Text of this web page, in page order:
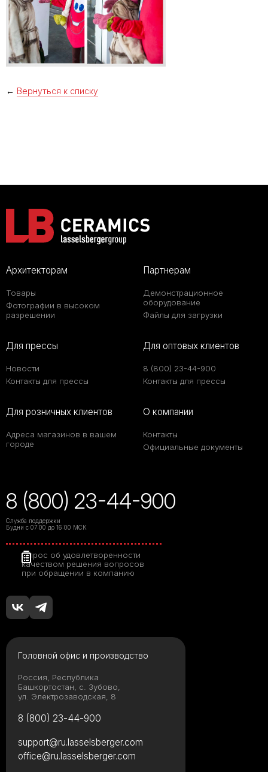
← Вернуться к списку
Архитекторам
Товары
Фотографии в высоком
разрешении
Партнерам
Демонстрационное
оборудование
Файлы для загрузки
Для прессы
Новости
Контакты для прессы
Для оптовых клиентов
8 (800) 23-44-900
Контакты для прессы
Для розничных клиентов
Адреса магазинов в вашем
городе
О компании
Контакты
Официальные документы
8 (800) 23-44-900
Служба поддержки
Будни с 07:00 до 16:00 МСК
Опрос об удовлетворенности
качеством решения вопросов
при обращении в компанию
Головной офис и производство
Россия, Республика
Башкортостан, с. Зубово,
ул. Электрозаводская, 8
8 (800) 23-44-900
support@ru.lasselsberger.com
office@ru.lasselsberger.com